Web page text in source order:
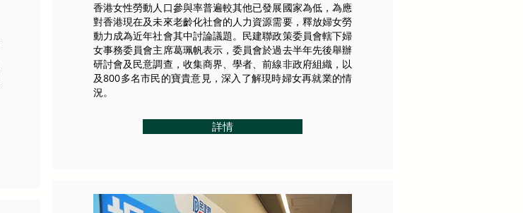
香港女性勞動人口參與率普遍較其他已發展國家為低，為應
對香港現在及未來老齡化社會的人力資源需要，釋放婦女勞
動力成為近年社會其中討論議題。民建聯政策委員會轄下婦
女事務委員會主席葛珮帆表示，委員會於過去半年先後舉辦
研討會及民意調查，收集商界、學者、前線非政府組織，以
及800多名市民的寶貴意見，深入了解現時婦女再就業的情
況。
詳情